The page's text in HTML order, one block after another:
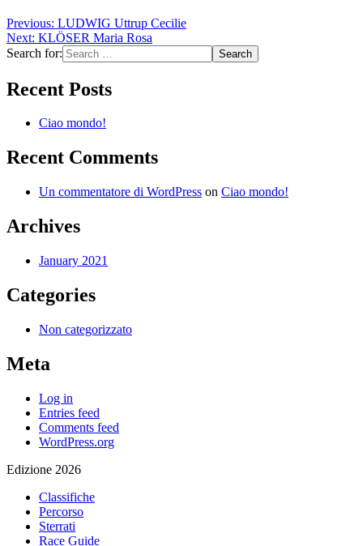
Previous: LUDWIG Uttrup Cecilie
Next: KLÖSER Maria Rosa
Search for:
Recent Posts
Ciao mondo!
Recent Comments
Un commentatore di WordPress on Ciao mondo!
Archives
January 2021
Categories
Non categorizzato
Meta
Log in
Entries feed
Comments feed
WordPress.org
Edizione 2026
Classifiche
Percorso
Sterrati
Race Guide